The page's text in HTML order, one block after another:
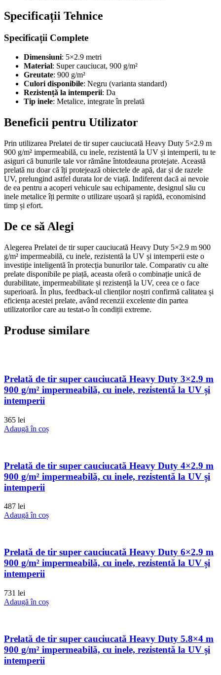
Specificații Tehnice
Specificații Complete
Dimensiuni: 5×2.9 metri
Material: Super cauciucat, 900 g/m²
Greutate: 900 g/m²
Culori disponibile: Negru (varianta standard)
Rezistență la intemperii: Da
Tip inele: Metalice, integrate în prelată
Beneficii pentru Utilizator
Prin utilizarea Prelatei de tir super cauciucată Heavy Duty 5×2.9 m
900 g/m² impermeabilă, cu inele, rezistentă la UV și intemperii, tu te
asiguri că bunurile tale vor rămâne întotdeauna protejate. Această
prelată nu doar că îți protejează obiectele de apă, dar și de razele
UV, prelungind astfel durata lor de viață. Indiferent dacă ai nevoie
de ea pentru a acoperi vehicule sau echipamente, designul său cu
inele metalice îți permite o utilizare ușoară și rapidă, economisind
timp și efort.
De ce să Alegi
Alegerea Prelatei de tir super cauciucată Heavy Duty 5×2.9 m 900
g/m² impermeabilă, cu inele, rezistentă la UV și intemperii este o
investiție inteligentă în protecția bunurilor tale. Comparativ cu alte
prelate disponibile pe piață, aceasta oferă o combinație unică de
durabilitate, impermeabilitate și rezistență la UV, ceea ce o face
superioară. În plus, feedback-ul clienților noștri confirmă calitatea și
eficiența acestei prelate, având recenzii excelente din partea
utilizatorilor care au testat-o în condiții extreme.
Produse similare
Prelată de tir super cauciucată Heavy Duty 3×2.9 m
900 g/m² impermeabilă, cu inele, rezistentă la UV și
intemperii
365 lei
Adaugă în coș
Prelată de tir super cauciucată Heavy Duty 4×2.9 m
900 g/m² impermeabilă, cu inele, rezistentă la UV și
intemperii
487 lei
Adaugă în coș
Prelată de tir super cauciucată Heavy Duty 6×2.9 m
900 g/m² impermeabilă, cu inele, rezistentă la UV și
intemperii
731 lei
Adaugă în coș
Prelată de tir super cauciucată Heavy Duty 5.8×4 m
900 g/m² impermeabilă, cu inele, rezistentă la UV și
intemperii